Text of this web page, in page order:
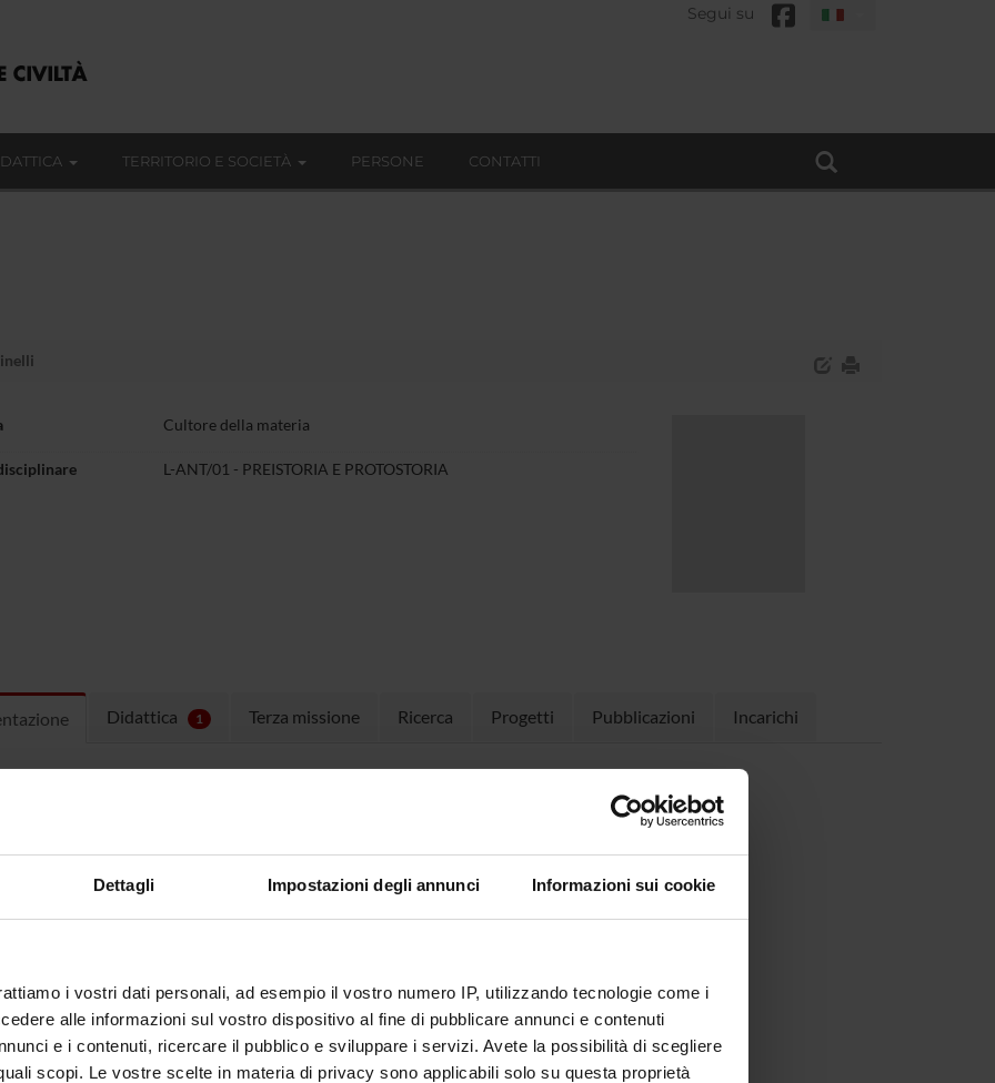
Dettagli Impostazioni degli annunci Informazioni sui cookie
i vostri dati personali, ad esempio il vostro numero IP, utilizzando tecnologie come i
alle informazioni sul vostro dispositivo al fine di pubblicare annunci e contenuti
e i contenuti, ricercare il pubblico e sviluppare i servizi. Avete la possibilità di scegliere
scopi. Le vostre scelte in materia di privacy sono applicabili solo su questa proprietà
Segui su
TERRITORIO E SOCIETÀ PERSONE CONTATTI
Cultore della materia
L-ANT/01 - PREISTORIA E PROTOSTORIA
Didattica 1 Terza missione Ricerca Progetti Pubblicazioni Incarichi